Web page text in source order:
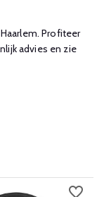
Profiteer
advies en zie